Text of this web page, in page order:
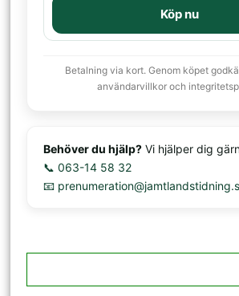
Köp nu
Betalning via kort. Genom köpet
användarvillkor och
Behöver du hjälp? Vi hjälper dig
📞 063-14 58 32
📧